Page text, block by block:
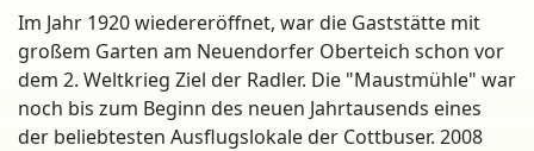
Im Jahr 1920 wiedereröffnet, war die Gaststätte mit
großem Garten am Neuendorfer Oberteich schon vor
dem 2. Weltkrieg Ziel der Radler. Die "Maustmühle" war
noch bis zum Beginn des neuen Jahrtausends eines
der beliebtesten Ausflugslokale der Cottbuser. 2008